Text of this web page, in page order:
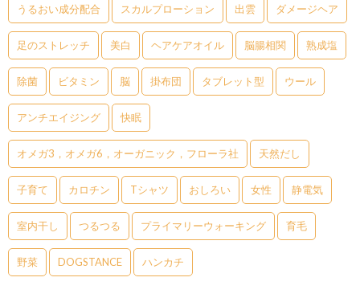
うるおい成分配合 スカルプローション 出雲 ダメージヘア
足のストレッチ 美白 ヘアケアオイル 脳腸相関 熟成塩
除菌 ビタミン 脳 掛布団 タブレット型 ウール
アンチエイジング 快眠
オメガ3，オメガ6，オーガニック，フローラ社 天然だし
子育て カロチン Tシャツ おしろい 女性 静電気
室内干し つるつる プライマリーウォーキング 育毛
野菜 DOGSTANCE ハンカチ